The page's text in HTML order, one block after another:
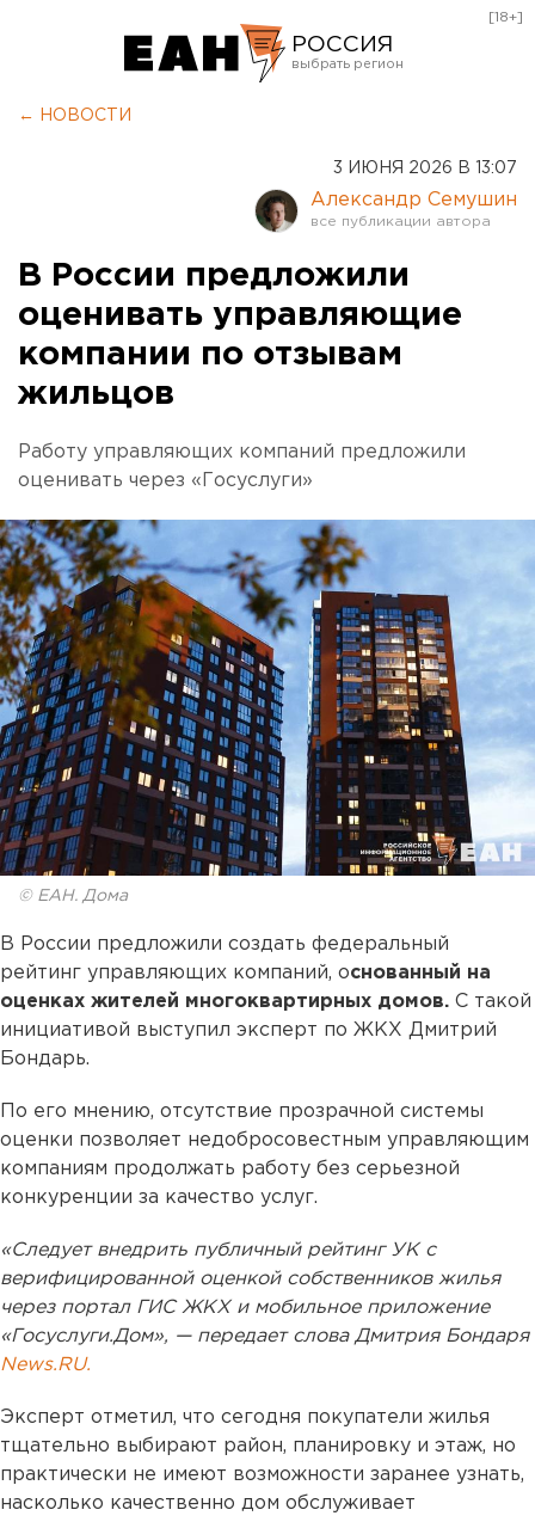
РОССИЯ
Оренбург
[18+]
← НОВОСТИ
3 ИЮНЯ 2026 В 13:07
Александр Семушин
В России предложили
оценивать управляющие
компании по отзывам
жильцов
Работу управляющих компаний предложили
оценивать через «Госуслуги»
© ЕАН. Дома
В России предложили создать федеральный
рейтинг управляющих компаний, основанный на
оценках жителей многоквартирных домов. С такой
инициативой выступил эксперт по ЖКХ Дмитрий
Бондарь.
По его мнению, отсутствие прозрачной системы
оценки позволяет недобросовестным управляющим
компаниям продолжать работу без серьезной
конкуренции за качество услуг.
«Следует внедрить публичный рейтинг УК с
верифицированной оценкой собственников жилья
через портал ГИС ЖКХ и мобильное приложение
«Госуслуги.Дом», — передает слова Дмитрия Бондаря
News.RU.
Эксперт отметил, что сегодня покупатели жилья
тщательно выбирают район, планировку и этаж, но
практически не имеют возможности заранее узнать,
насколько качественно дом обслуживает